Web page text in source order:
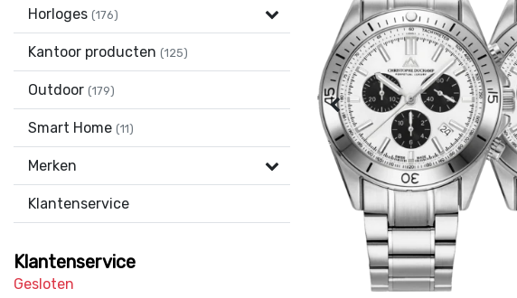
Horloges (176)
Kantoor producten (125)
Outdoor (179)
Smart Home (11)
Merken
Klantenservice
Klantenservice
Gesloten